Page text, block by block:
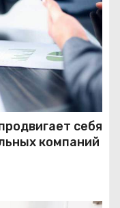
себя
компаний